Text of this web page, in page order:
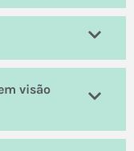
visão